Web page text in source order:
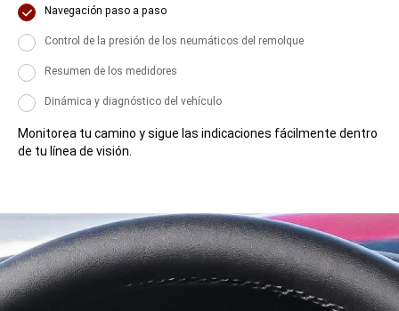
PantallaNavegación paso a paso
PantallaControl de la presión de los neumáticos del remolque
PantallaResumen de los medidores
PantallaDinámica y diagnóstico del vehículo
Monitorea tu camino y sigue las indicaciones fácilmente dentro
de tu línea de visión.
sigue
indicaciones
fácilmente
dentro
de
tu
línea